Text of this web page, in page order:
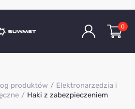
0
produktów
Elektronarzędzia i
Haki z zabezpieczeniem